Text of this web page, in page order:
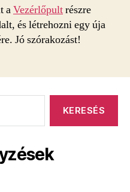
aVezérlőpultrészre
és létrehozni egy úja
Jó szórakozást!